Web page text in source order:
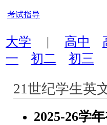
考试指导
大学 | 高中
一
初二 初三
21世纪学生英
2025-26学